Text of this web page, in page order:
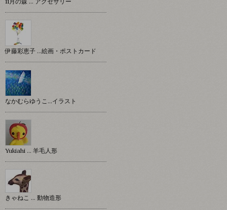
伊藤彩恵子 …絵画・ポストカード
なかむらゆうこ…イラスト
Yukiahi … 羊毛人形
きゃねこ … 動物造形